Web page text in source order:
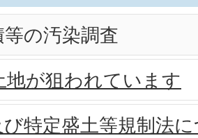
の汚染調査
地が狙われています
特定盛土等規制法